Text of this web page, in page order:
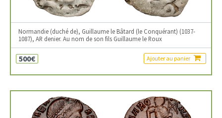
Normandie (duché de), Guillaume le Bâtard (le Conquérant) (1037-
1087), AR denier. Au nom de son fils Guillaume le Roux
500€ Ajouter au panier